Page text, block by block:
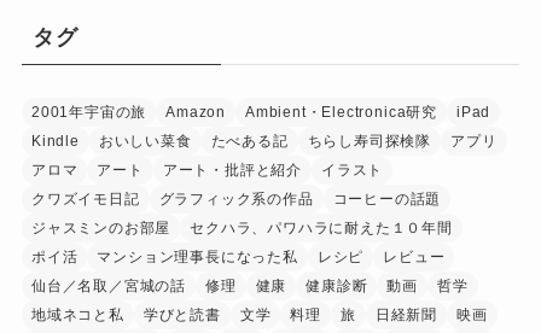
タグ
2001年宇宙の旅 Amazon Ambient・Electronica研究
iPad
Kindle
おいしい菜食 たべある記 ちらし寿司探検隊
アプリ
アロマ
アート アート・批評と紹介
イラスト
クワズイモ日記
グラフィック系の作品
コーヒーの話題
ジャスミンのお部屋
セクハラ、パワハラに耐えた１０年間
ポイ活
マンション理事長になった私 レシピ
レビュー
仙台／名取／宮城の話
修理 健康 健康診断 動画
哲学
地域ネコと私
学びと読書 文学 料理 旅 日経新聞
映画